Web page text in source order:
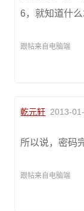
6，就知道什
跟帖来自电脑端
乾元轩 2013-
所以说，密码
跟帖来自电脑端